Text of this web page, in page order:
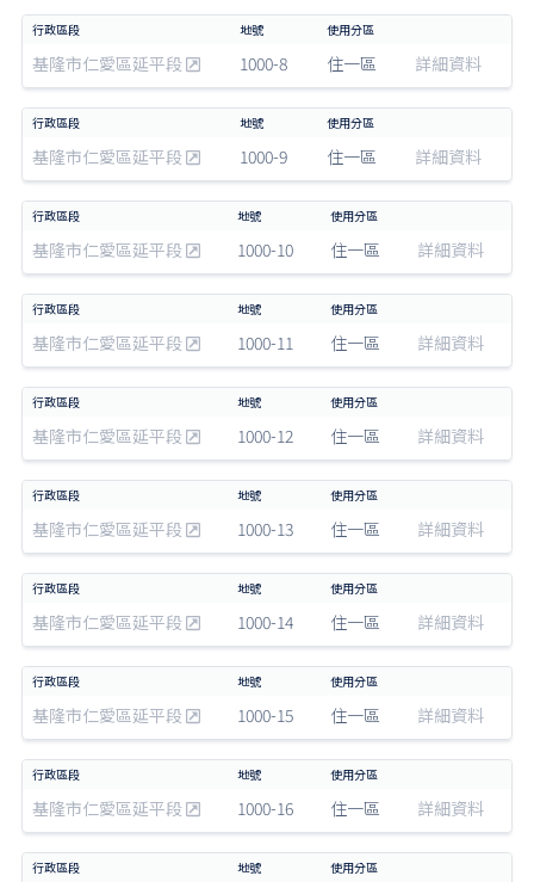
基隆市仁愛區延平段 1000-8 住一區 詳細資料
基隆市仁愛區延平段 1000-9 住一區 詳細資料
基隆市仁愛區延平段 1000-10 住一區 詳細資料
基隆市仁愛區延平段 1000-11 住一區 詳細資料
基隆市仁愛區延平段 1000-12 住一區 詳細資料
基隆市仁愛區延平段 1000-13 住一區 詳細資料
基隆市仁愛區延平段 1000-14 住一區 詳細資料
基隆市仁愛區延平段 1000-15 住一區 詳細資料
基隆市仁愛區延平段 1000-16 住一區 詳細資料